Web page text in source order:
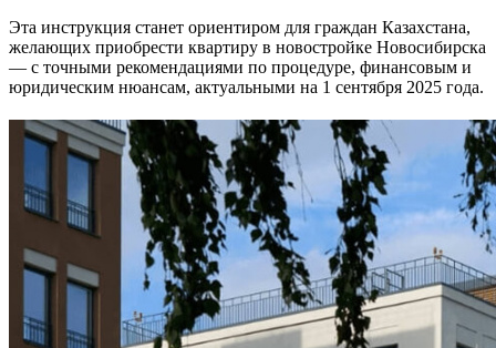
Эта инструкция станет ориентиром для граждан Казахстана,
желающих приобрести квартиру в новостройке Новосибирска
— с точными рекомендациями по процедуре, финансовым и
юридическим нюансам, актуальными на 1 сентября 2025 года.